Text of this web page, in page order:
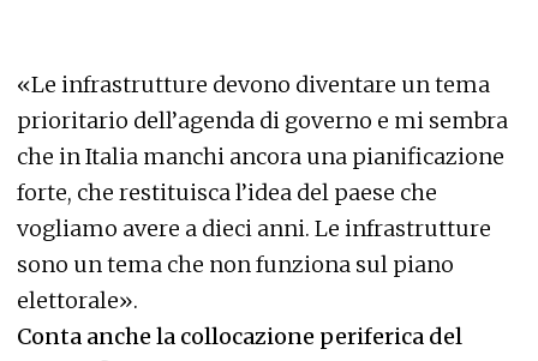
«Le infrastrutture devono diventare un tema
prioritario dell’agenda di governo e mi sembra
che in Italia manchi ancora una pianificazione
forte, che restituisca l’idea del paese che
vogliamo avere a dieci anni. Le infrastrutture
sono un tema che non funziona sul piano
elettorale».
Conta anche la collocazione periferica del